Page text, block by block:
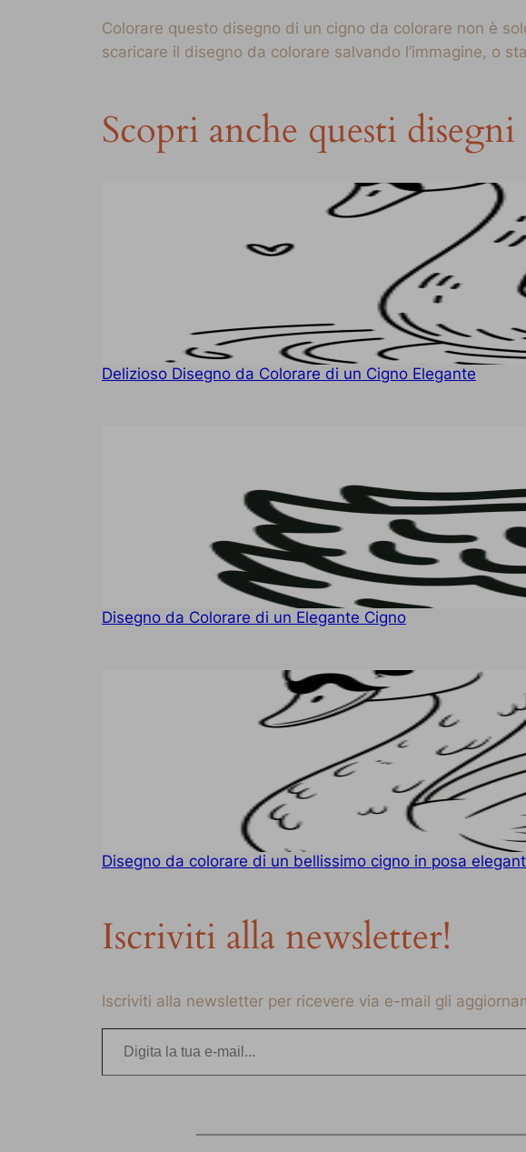
Colorare questo disegno di un cigno da colorare non è
scaricare il disegno da colorare salvando l’immagine, o
Scopri anche questi
Delizioso Disegno da Colorare di un Cigno Elegante
Disegno da Colorare di un Elegante Cigno
Disegno da colorare di un bellissimo cigno in posa
Iscriviti alla newsletter!
Iscriviti alla newsletter per ricevere via e-mail gli
Digita la tua e-mail…